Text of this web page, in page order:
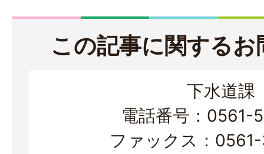
この記事に関する
下水道課
電話番号：0561-
ファックス：